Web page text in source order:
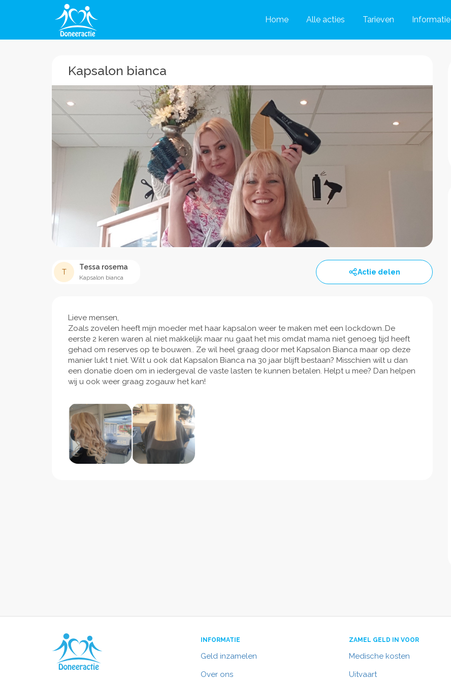
Home Alle acties Tarieven Informatie
Kapsalon bianca
T
Tessa rosema
Kapsalon bianca
Actie delen
Lieve mensen,
Zoals zovelen heeft mijn moeder met haar kapsalon weer te maken met een lockdown..De
eerste 2 keren waren al niet makkelijk maar nu gaat het mis omdat mama niet genoeg tijd heeft
gehad om reserves op te bouwen.. Ze wil heel graag door met Kapsalon Bianca maar op deze
manier lukt t niet. Wilt u ook dat Kapsalon Bianca na 30 jaar blijft bestaan? Misschien wilt u dan
een donatie doen om in iedergeval de vaste lasten te kunnen betalen. Helpt u mee? Dan helpen
wij u ook weer graag zogauw het kan!
INFORMATIE
Geld inzamelen
Over ons
ZAMEL GELD IN VOOR
Medische kosten
Uitvaart